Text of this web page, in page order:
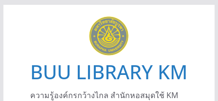
BUU LIBRARY KM
ความรู้องค์กรกว้างไกล สำนักหอสมุดใช้ KM